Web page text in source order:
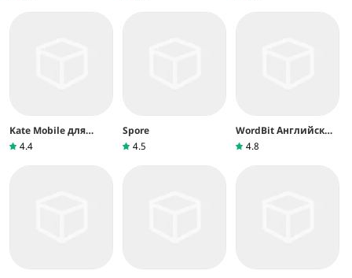
Kate Mobile для
ВКонтакте
4.4
Spore
4.5
WordBit Английский
язык
4.8